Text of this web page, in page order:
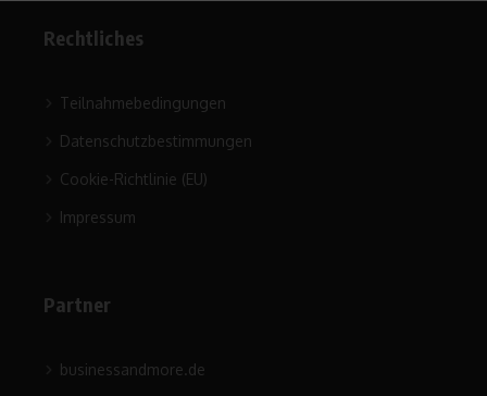
Rechtliches
Teilnahmebedingungen
Datenschutzbestimmungen
Cookie-Richtlinie (EU)
Impressum
Partner
businessandmore.de